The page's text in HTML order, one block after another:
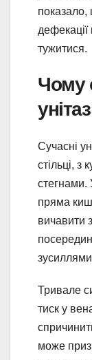
показало,
тужитися.
Чому
Сучасні
стільці, з
стегнами.
пряма
вичавити
Тривале
тиск у
може